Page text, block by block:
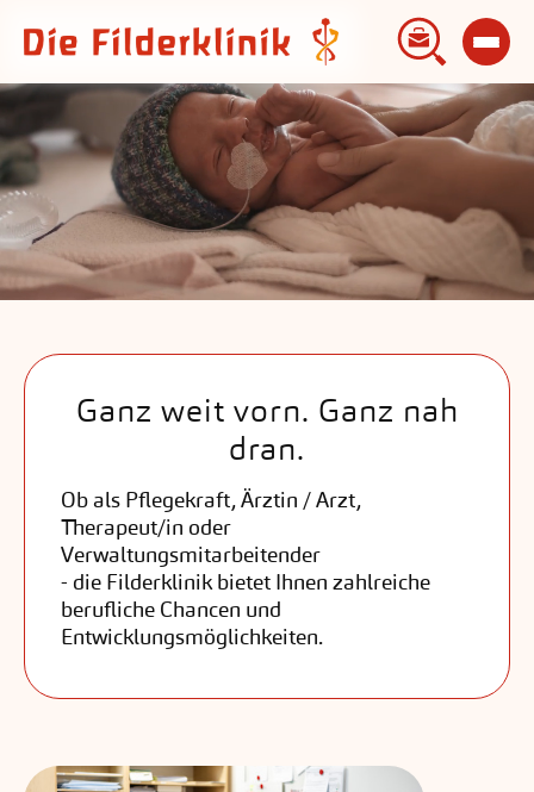
Ganz weit vorn. Ganz nah
dran.
Ob als Pflegekraft, Ärztin / Arzt,
Therapeut/in oder
Verwaltungsmitarbeitender
- die Filderklinik bietet Ihnen zahlreiche
berufliche Chancen und
Entwicklungsmöglichkeiten.